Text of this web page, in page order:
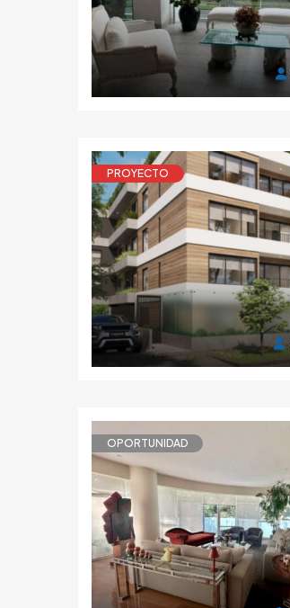
1 año atrás
PROYECTO
1 año atrás
OPORTUNIDAD